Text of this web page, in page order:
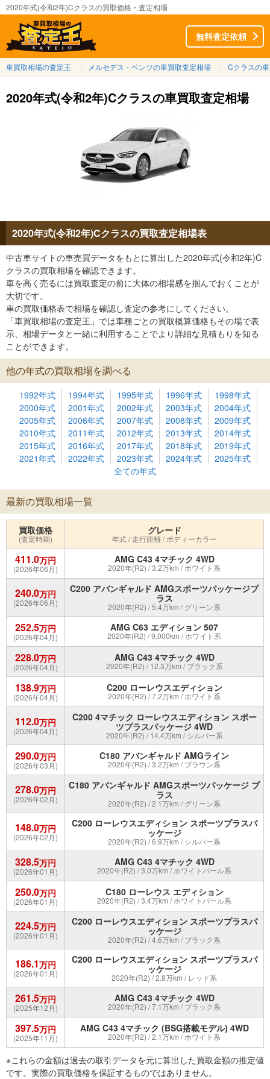
2020年式(令和2年)Cクラスの買取価格・査定相場
無料査定依頼
車買取相場の査定王 メルセデス・ベンツの車買取査定相場 Cクラスの
2020年式(令和2年)Cクラスの車買取査定相場
2020年式(令和2年)Cクラスの買取査定相場表
中古車サイトの車売買データをもとに算出した2020年式(令和2年)C
クラスの買取相場を確認できます。
車を高く売るには買取査定の前に大体の相場感を掴んでおくことが
大切です。
車の買取価格表で相場を確認し査定の参考にしてください。
「車買取相場の査定王」では車種ごとの買取概算価格もその場で表
示、相場データと一緒に利用することでより詳細な見積もりを知る
ことができます。
他の年式の買取相場を調べる
1992年式 1994年式 1995年式 1996年式
1998年式
2000年式
2001年式 2002年式 2003年式
2004年式
2005年式
2006年式 2007年式 2008年式
2009年式
2010年式
2011年式 2012年式 2013年式
2014年式
2015年式
2016年式 2017年式 2018年式
2019年式
2021年式
2022年式 2023年式 2024年式
2025年式
全ての年式
最新の買取相場一覧
買取価格
(査定時期)
グレード
年式 / 走行距離 / ボディーカラー
411.0万円
(2026年06月)
AMG C43 4マチック 4WD
2020年(R2) / 3.2万km / ホワイト系
240.0万円
(2026年06月)
C200 アバンギャルド AMGスポーツパッケージプ
ラス
2020年(R2) / 5.4万km / グリーン系
252.5万円
(2026年04月)
AMG C63 エディション 507
2020年(R2) / 9,000km / ホワイト系
228.0万円
(2026年04月)
AMG C43 4マチック 4WD
2020年(R2) / 12.3万km / ブラック系
138.9万円
(2026年04月)
C200 ローレウスエディション
2020年(R2) / 7.2万km / ホワイト系
112.0万円
(2026年04月)
C200 4マチック ローレウスエディション スポー
ツプラスパッケージ 4WD
2020年(R2) / 14.4万km / シルバー系
290.0万円
(2026年03月)
C180 アバンギャルド AMGライン
2020年(R2) / 3.2万km / ブラウン系
278.0万円
(2026年02月)
C180 アバンギャルド AMGスポーツパッケージ プ
ラス
2020年(R2) / 2.1万km / グリーン系
148.0万円
(2026年02月)
C200 ローレウスエディション スポーツプラスパ
ッケージ
2020年(R2) / 6.9万km / シルバー系
328.5万円
(2026年01月)
AMG C43 4マチック 4WD
2020年(R2) / 3.0万km / ホワイトパール系
250.0万円
(2026年01月)
C180 ローレウス エディション
2020年(R2) / 3.4万km / ホワイトパール系
224.5万円
(2026年01月)
C200 ローレウスエディション スポーツプラスパ
ッケージ
2020年(R2) / 4.6万km / ブラック系
186.1万円
(2026年01月)
C200 ローレウスエディション スポーツプラスパ
ッケージ
2020年(R2) / 2.8万km / レッド系
261.5万円
(2025年12月)
AMG C43 4マチック 4WD
2020年(R2) / 7.1万km / ブラック系
397.5万円
(2025年11月)
AMG C43 4マチック (BSG搭載モデル) 4WD
2020年(R2) / 2.1万km / ホワイト系
※これらの金額は過去の取引データを元に算出した買取金額の推定値
です。実際の買取価格を保証するものではありません。